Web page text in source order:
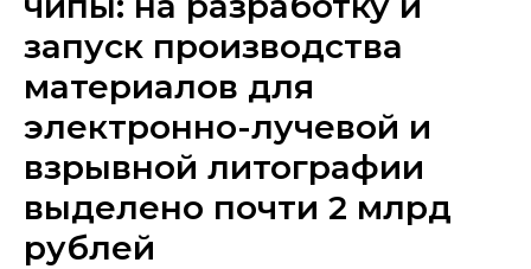
запуск производства
материалов для
электронно-лучевой и
взрывной литографии
выделено почти 2 млрд
рублей